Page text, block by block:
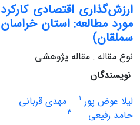
ارزش‌گذاری اقتصادی
مورد مطالعه: استان
سملقان)
نوع مقاله : مقاله پژوهشی
نویسندگان
لیلا عوض پور 1 مهدی قربانی
حامد رفیعی
3